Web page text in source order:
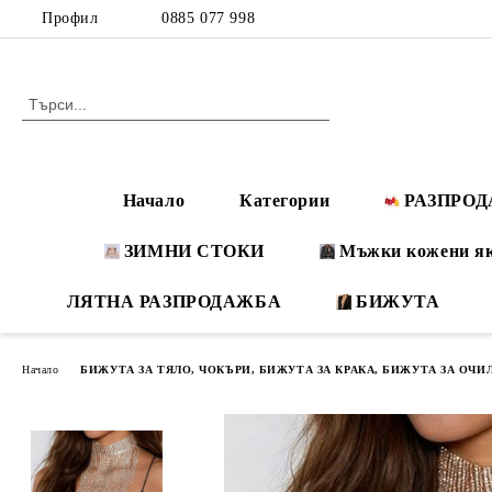
Профил 0885 077 998
Начало Категории
ЗИМНИ СТОКИ Мъжки кожени
ЛЯТНА РАЗПРОДАЖБА БИЖУТА
Начало БИЖУТА ЗА ТЯЛО, ЧОКЪРИ, БИЖУТА ЗА КРАКА, БИЖУТА ЗА